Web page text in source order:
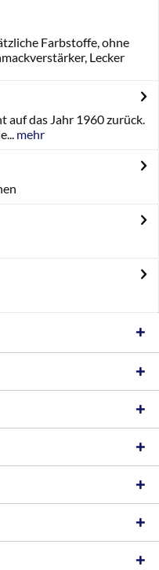
Farbstoffe, ohne
Lecker
auf das Jahr 1960 zurück.
mehr